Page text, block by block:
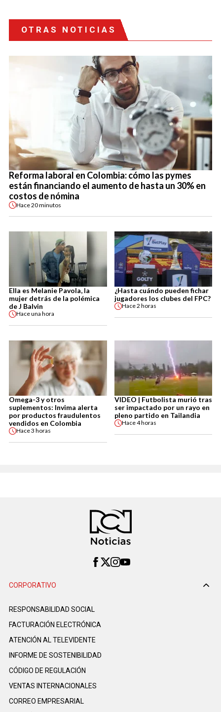
OTRAS NOTICIAS
Reforma laboral en Colombia: cómo las pymes
están financiando el aumento de hasta un 30% en
costos de nómina
Hace20 minutos
Ella es Melanie Pavola, la
mujer detrás de la polémica
de J Balvin
Haceuna hora
¿Hasta cuándo pueden fichar
jugadores los clubes del FPC?
Hace2 horas
Omega-3 y otros
suplementos: Invima alerta
por productos fraudulentos
vendidos en Colombia
Hace3 horas
VIDEO | Futbolista murió tras
ser impactado por un rayo en
pleno partido en Tailandia
Hace4 horas
CORPORATIVO
RESPONSABILIDAD SOCIAL
FACTURACIÓN ELECTRÓNICA
ATENCIÓN AL TELEVIDENTE
INFORME DE SOSTENIBILIDAD
CÓDIGO DE REGULACIÓN
VENTAS INTERNACIONALES
CORREO EMPRESARIAL